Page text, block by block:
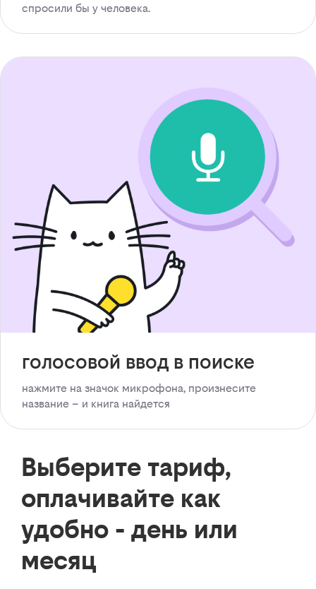
спросили бы у человека.
голосовой ввод в поиске
нажмите на значок микрофона, произнесите
название – и книга найдется
Выберите тариф,
оплачивайте как
удобно - день или
месяц